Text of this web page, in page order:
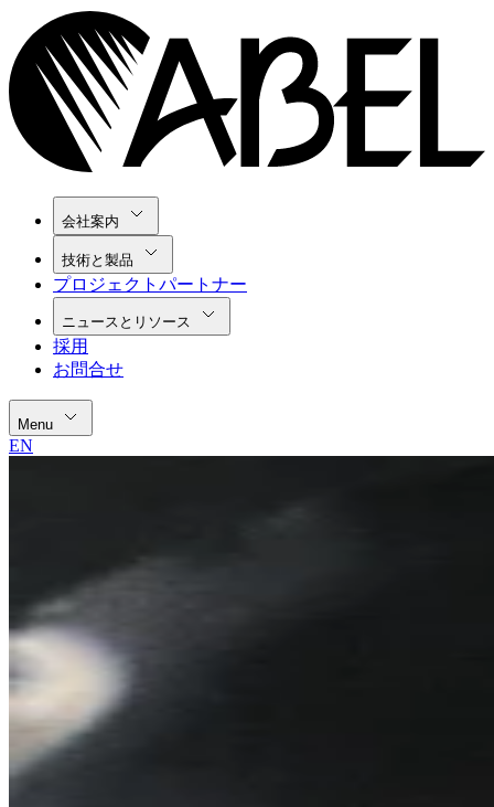
会社案内
技術と製品
プロジェクトパートナー
ニュースとリソース
採用
お問合せ
Menu
EN